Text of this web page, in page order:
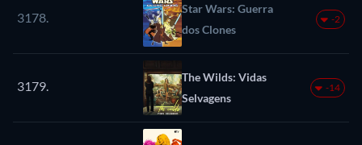
3178.
Star Wars: Guerra
dos Clones
-2
3179.
The Wilds: Vidas
Selvagens
-14